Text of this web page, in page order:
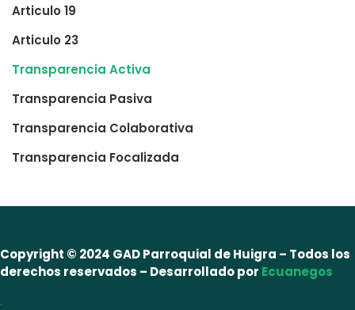
Articulo 19
Articulo 23
Transparencia Activa
Transparencia Pasiva
Transparencia Colaborativa
Transparencia Focalizada
Copyright © 2024 GAD Parroquial de Huigra – Todos los
derechos reservados – Desarrollado por Ecuanegos
.